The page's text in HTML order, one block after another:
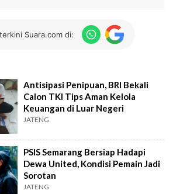
Suara.com di:
Antisipasi Penipuan, BRI Bekali
Calon TKI Tips Aman Kelola
Keuangan di Luar Negeri
JATENG
PSIS Semarang Bersiap Hadapi
Dewa United, Kondisi Pemain Jadi
Sorotan
JATENG